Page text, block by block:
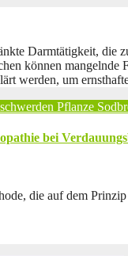
Darmtätigkeit,
können mangelnde
werden, um
Pflanze
bei
die auf dem